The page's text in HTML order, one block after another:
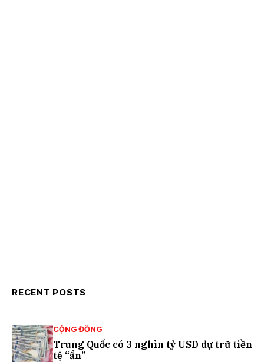
RECENT POSTS
CỘNG ĐỒNG
Trung Quốc có 3 nghìn tỷ USD dự trữ tiền
tệ “ẩn”